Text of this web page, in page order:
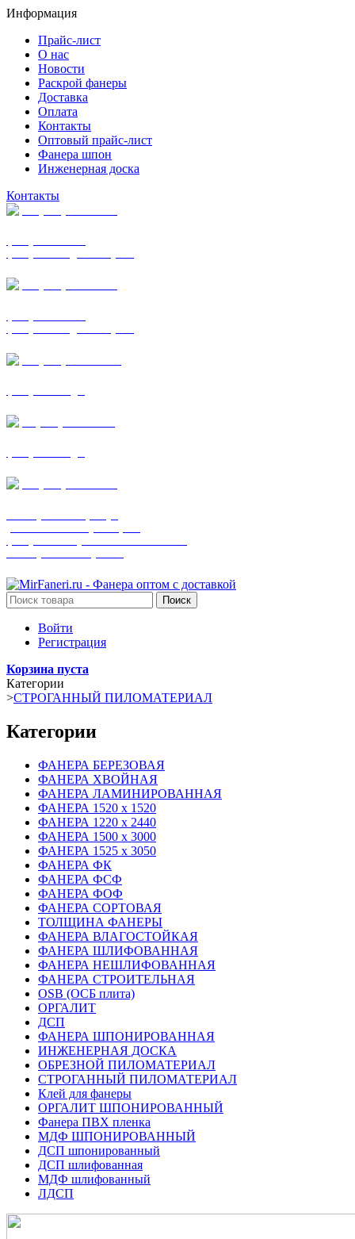
Информация
Прайс-лист
О нас
Новости
Раскрой фанеры
Доставка
Оплата
Контакты
Оптовый прайс-лист
Фанера шпон
Инженерная доска
Контакты
Поиск
Войти
Регистрация
Корзина пуста
Категории
>СТРОГАННЫЙ ПИЛОМАТЕРИАЛ
Категории
ФАНЕРА БЕРЕЗОВАЯ
ФАНЕРА ХВОЙНАЯ
ФАНЕРА ЛАМИНИРОВАННАЯ
ФАНЕРА 1520 х 1520
ФАНЕРА 1220 х 2440
ФАНЕРА 1500 х 3000
ФАНЕРА 1525 х 3050
ФАНЕРА ФК
ФАНЕРА ФСФ
ФАНЕРА ФОФ
ФАНЕРА СОРТОВАЯ
ТОЛЩИНА ФАНЕРЫ
ФАНЕРА ВЛАГОСТОЙКАЯ
ФАНЕРА ШЛИФОВАННАЯ
ФАНЕРА НЕШЛИФОВАННАЯ
ФАНЕРА СТРОИТЕЛЬНАЯ
OSB (ОСБ плита)
ОРГАЛИТ
ДСП
ФАНЕРА ШПОНИРОВАННАЯ
ИНЖЕНЕРНАЯ ДОСКА
ОБРЕЗНОЙ ПИЛОМАТЕРИАЛ
СТРОГАННЫЙ ПИЛОМАТЕРИАЛ
Клей для фанеры
ОРГАЛИТ ШПОНИРОВАННЫЙ
Фанера ПВХ пленка
МДФ ШПОНИРОВАННЫЙ
ДСП шпонированный
ДСП шлифованная
МДФ шлифованный
ЛДСП